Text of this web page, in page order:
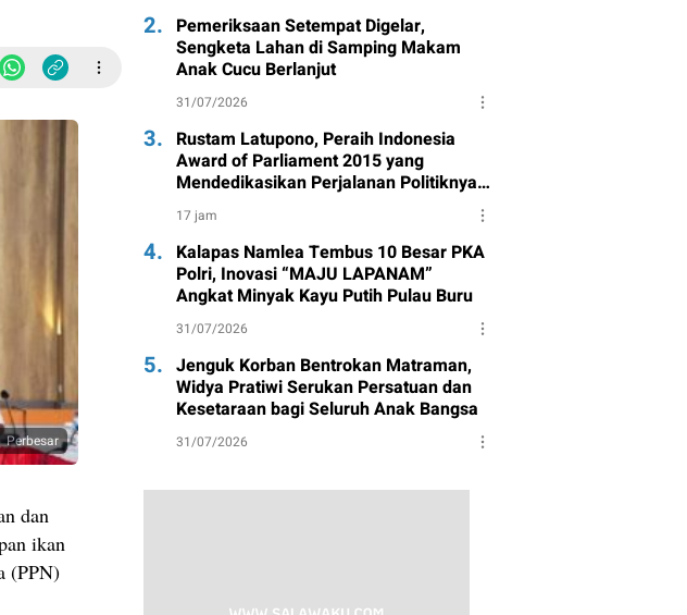
Perbesar
dan
ikan
(PPN)
2. Pemeriksaan Setempat Digelar,
Sengketa Lahan di Samping Makam
Anak Cucu Berlanjut
31/07/2026
3. Rustam Latupono, Peraih Indonesia
Award of Parliament 2015 yang
Mendedikasikan Perjalanan Politiknya
untuk Partai Gerindra
17 jam
4. Kalapas Namlea Tembus 10 Besar PKA
Polri, Inovasi “MAJU LAPANAM”
Angkat Minyak Kayu Putih Pulau Buru
31/07/2026
5. Jenguk Korban Bentrokan Matraman,
Widya Pratiwi Serukan Persatuan dan
Kesetaraan bagi Seluruh Anak Bangsa
31/07/2026